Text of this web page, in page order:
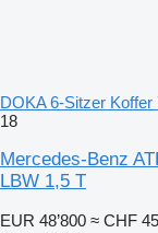
DOKA 6-Sitzer
18
Mercedes-Benz
LBW 1,5 T
EUR 48’800 ≈ CHF